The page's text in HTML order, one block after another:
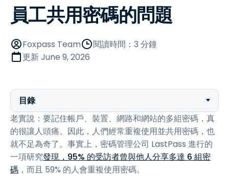
員工共用密碼的問題
Foxpass Team
閱讀時間：3 分鐘
更新June 9, 2026
目錄
老實說：要記住帳戶、裝置、網路和網站的多組密碼，真
的很讓人頭痛。因此，人們經常重複使用並共用密碼，也
就不足為奇了。事實上，密碼管理公司 LastPass 進行的
一項研究發現，95% 的受訪者曾與他人分享多達 6 組密
碼 ，而且 59% 的人會重複使用密碼。